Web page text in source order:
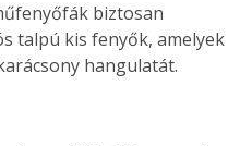
biztosan
talpú kis fenyők, amelyek
hangulatát.